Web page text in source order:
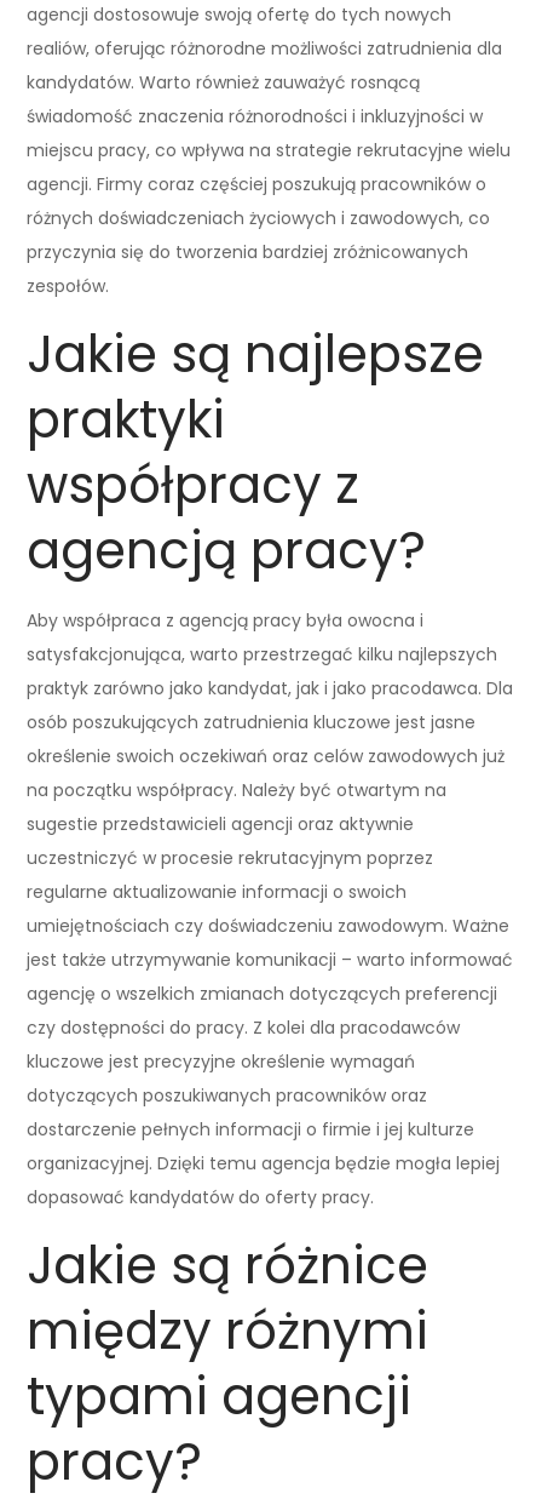
agencji dostosowuje swoją ofertę do tych nowych
realiów, oferując różnorodne możliwości zatrudnienia dla
kandydatów. Warto również zauważyć rosnącą
świadomość znaczenia różnorodności i inkluzyjności w
miejscu pracy, co wpływa na strategie rekrutacyjne wielu
agencji. Firmy coraz częściej poszukują pracowników o
różnych doświadczeniach życiowych i zawodowych, co
przyczynia się do tworzenia bardziej zróżnicowanych
zespołów.
Jakie są najlepsze
praktyki
współpracy z
agencją pracy?
Aby współpraca z agencją pracy była owocna i
satysfakcjonująca, warto przestrzegać kilku najlepszych
praktyk zarówno jako kandydat, jak i jako pracodawca. Dla
osób poszukujących zatrudnienia kluczowe jest jasne
określenie swoich oczekiwań oraz celów zawodowych już
na początku współpracy. Należy być otwartym na
sugestie przedstawicieli agencji oraz aktywnie
uczestniczyć w procesie rekrutacyjnym poprzez
regularne aktualizowanie informacji o swoich
umiejętnościach czy doświadczeniu zawodowym. Ważne
jest także utrzymywanie komunikacji – warto informować
agencję o wszelkich zmianach dotyczących preferencji
czy dostępności do pracy. Z kolei dla pracodawców
kluczowe jest precyzyjne określenie wymagań
dotyczących poszukiwanych pracowników oraz
dostarczenie pełnych informacji o firmie i jej kulturze
organizacyjnej. Dzięki temu agencja będzie mogła lepiej
dopasować kandydatów do oferty pracy.
Jakie są różnice
między różnymi
typami agencji
pracy?